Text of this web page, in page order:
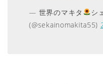
— 世界のマキタ
シ
(@sekainomakita55)